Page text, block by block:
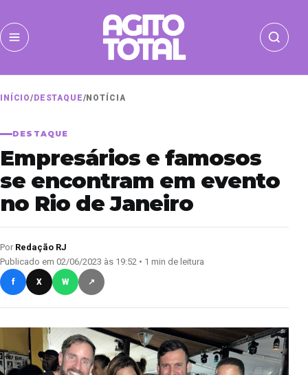
INÍCIO/ DESTAQUE/ NOTÍCIA
DESTAQUE
Empresários e famosos
se encontram em evento
no Rio de Janeiro
Por Redação RJ
Publicado em 02/06/2023 às 19:52 • 1 min de leitura
f X W ↗